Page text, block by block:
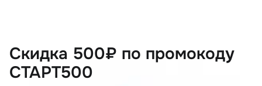
Скидка 500₽ по промокоду
СТАРТ500